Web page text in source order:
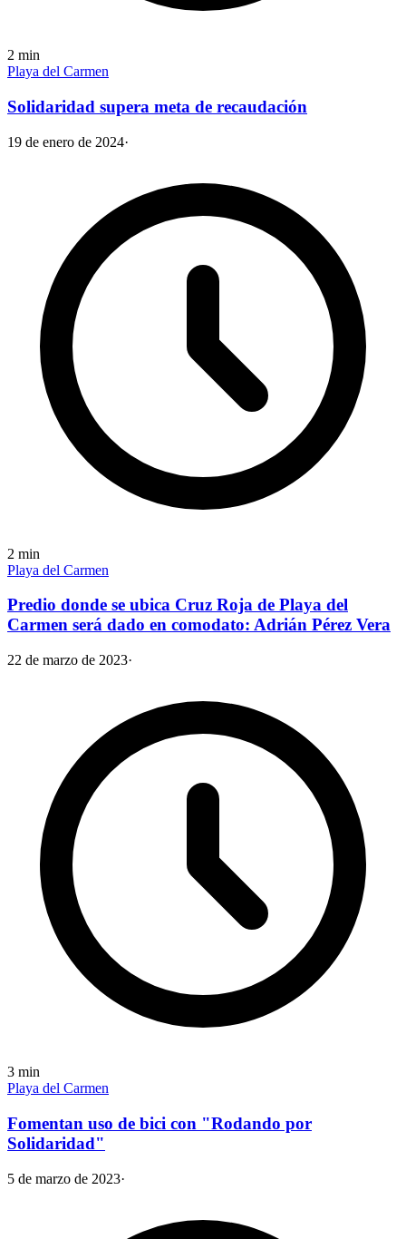
2 min
Playa del Carmen
Solidaridad supera meta de recaudación
19 de enero de 2024·
2 min
Playa del Carmen
Predio donde se ubica Cruz Roja de Playa del
Carmen será dado en comodato: Adrián Pérez Vera
22 de marzo de 2023·
3 min
Playa del Carmen
Fomentan uso de bici con "Rodando por
Solidaridad"
5 de marzo de 2023·